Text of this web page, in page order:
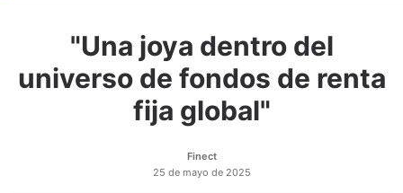
"Una joya dentro del
universo de fondos de renta
fija global"
Finect
25 de mayo de 2025